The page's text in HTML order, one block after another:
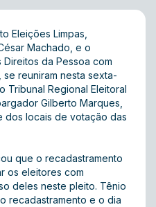
Eleições Limpas,
Machado, e o
da Pessoa com
reuniram nesta sexta-
Tribunal Regional Eleitoral
Gilberto Marques,
dos locais de votação das
que o recadastramento
os eleitores com
deles neste pleito. Tênio
recadastramento e o dia